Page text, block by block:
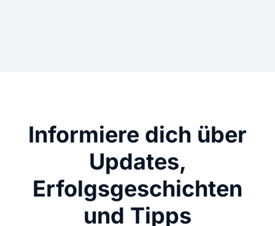
Informiere dich über
Updates,
Erfolgsgeschichten
und Tipps